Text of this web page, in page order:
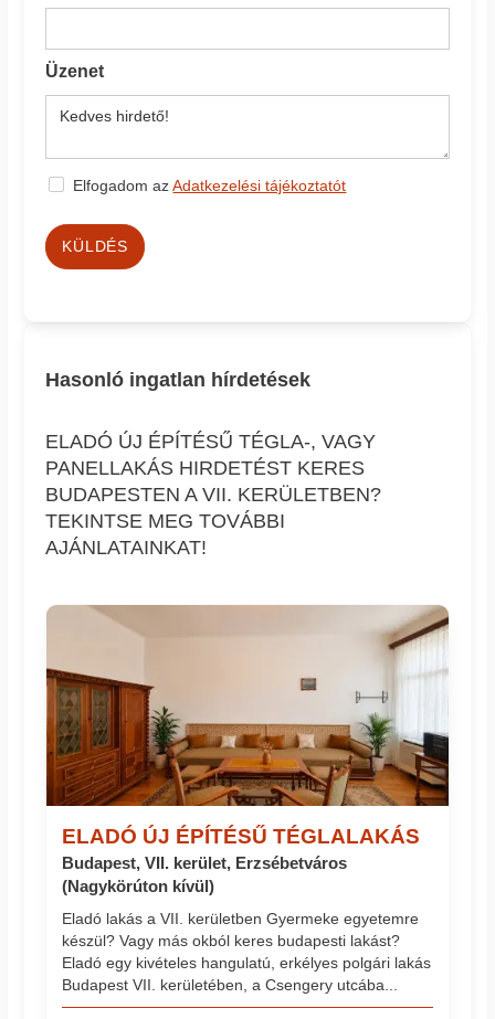
Üzenet
Elfogadom azAdatkezelési tájékoztatót
KÜLDÉS
Hasonló ingatlan hírdetések
ELADÓ ÚJ ÉPÍTÉSŰ TÉGLA-, VAGY
PANELLAKÁS HIRDETÉST KERES
BUDAPESTEN A VII. KERÜLETBEN?
TEKINTSE MEG TOVÁBBI
AJÁNLATAINKAT!
ELADÓ ÚJ ÉPÍTÉSŰ TÉGLALAKÁS
Budapest, VII. kerület, Erzsébetváros
(Nagykörúton kívül)
Eladó lakás a VII. kerületben Gyermeke egyetemre
készül? Vagy más okból keres budapesti lakást?
Eladó egy kivételes hangulatú, erkélyes polgári lakás
Budapest VII. kerületében, a Csengery utcába...